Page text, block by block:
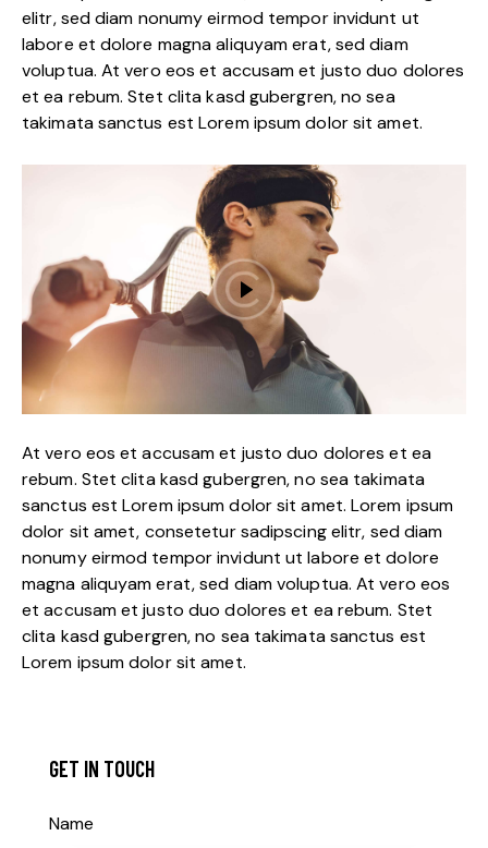
elitr, sed diam nonumy eirmod tempor invidunt ut
labore et dolore magna aliquyam erat, sed diam
voluptua. At vero eos et accusam et justo duo dolores
et ea rebum. Stet clita kasd gubergren, no sea
takimata sanctus est Lorem ipsum dolor sit amet.
At vero eos et accusam et justo duo dolores et ea
rebum. Stet clita kasd gubergren, no sea takimata
sanctus est Lorem ipsum dolor sit amet. Lorem ipsum
dolor sit amet, consetetur sadipscing elitr, sed diam
nonumy eirmod tempor invidunt ut labore et dolore
magna aliquyam erat, sed diam voluptua. At vero eos
et accusam et justo duo dolores et ea rebum. Stet
clita kasd gubergren, no sea takimata sanctus est
Lorem ipsum dolor sit amet.
GET IN TOUCH